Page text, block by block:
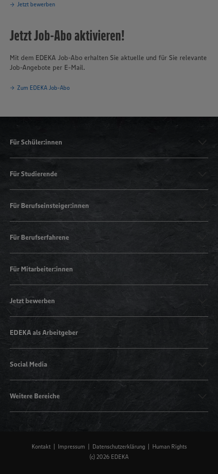
Jetzt bewerben
Jetzt Job-Abo aktivieren!
Mit dem EDEKA Job-Abo erhalten Sie aktuelle und für Sie relevante
Job-Angebote per E-Mail.
Zum EDEKA Job-Abo
Für Schüler:innen
Für Studierende
Für Berufseinsteiger:innen
Für Berufserfahrene
Für Mitarbeiter:innen
Jetzt bewerben
EDEKA als Arbeitgeber
Social Media
Weitere Bereiche
Kontakt Impressum Datenschutzerklärung
Human Rights
(c) 2026 EDEKA